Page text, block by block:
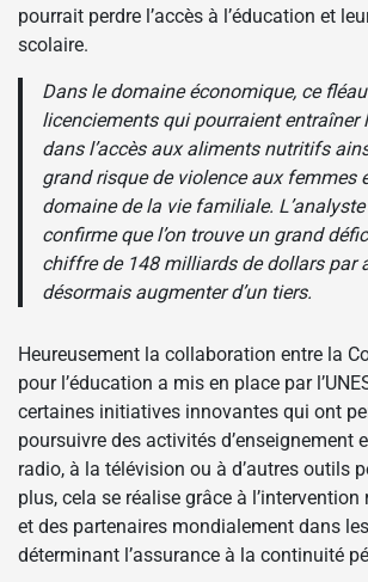
pourrait perdre l’accès à l’éducation et
scolaire.
Dans le domaine économique, ce
licenciements qui pourraient entraîner
dans l’accès aux aliments nutritifs
grand risque de violence aux femmes
domaine de la vie familiale.
confirme que l’on trouve un grand
chiffre de 148 milliards de dollars par
désormais augmenter d’un tiers.
Heureusement la collaboration entre la
pour l’éducation a mis en place par
certaines initiatives innovantes qui ont
poursuivre des activités d’enseignement
radio, à la télévision ou à d’autres outils
plus, cela se réalise grâce à
et des partenaires mondialement dans
déterminant l’assurance à la continuité